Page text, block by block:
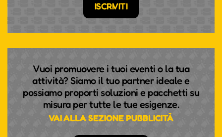
ISCRIVITI
Vuoi promuovere i tuoi eventi o la tua
attività? Siamo il tuo partner ideale e
possiamo proporti soluzioni e pacchetti su
misura per tutte le tue esigenze.
VAI ALLA SEZIONE PUBBLICITÀ